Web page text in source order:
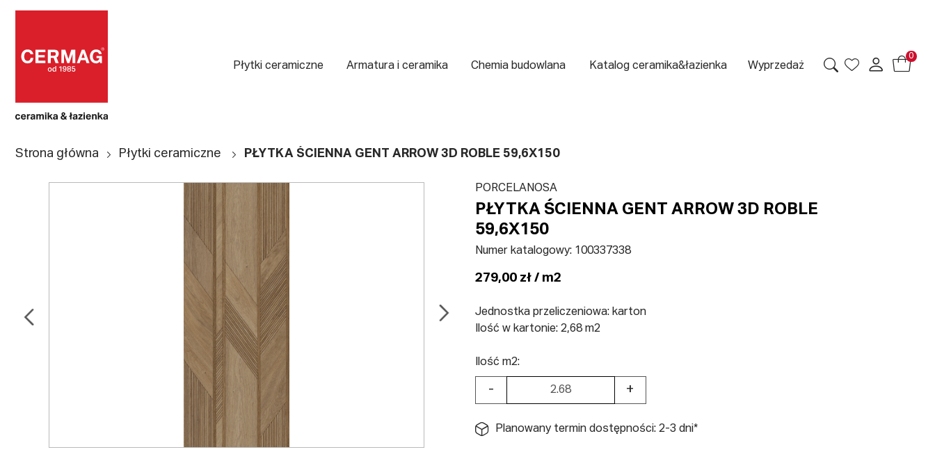
Płytki ceramiczne Armatura i ceramika Chemia budowlana Katalog ceramika&łazienka Wyprzedaż
0
Strona główna Płytki ceramiczne PŁYTKA ŚCIENNA GENT ARROW 3D ROBLE 59,6X150
PORCELANOSA
PŁYTKA ŚCIENNA GENT ARROW 3D ROBLE
59,6X150
Numer katalogowy: 100337338
279,00 zł / m2
Jednostka przeliczeniowa: karton
Ilość w kartonie: 2,68 m2
Ilość m2:
- +
Planowany termin dostępności: 2-3 dni*